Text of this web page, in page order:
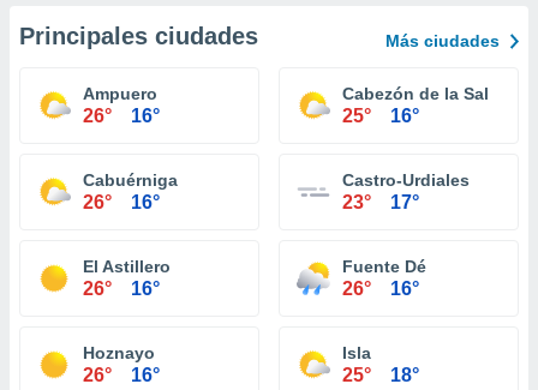
Principales ciudades Más ciudades
Ampuero
26° 16°
Cabezón de la Sal
25° 16°
Cabuérniga
26° 16°
Castro-Urdiales
23° 17°
El Astillero
26° 16°
Fuente Dé
26° 16°
Hoznayo
26° 16°
Isla
25° 18°